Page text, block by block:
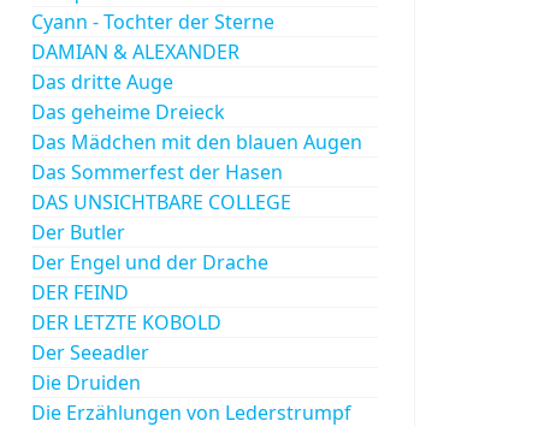
Cyann - Tochter der Sterne
DAMIAN & ALEXANDER
Das dritte Auge
Das geheime Dreieck
Das Mädchen mit den blauen Augen
Das Sommerfest der Hasen
DAS UNSICHTBARE COLLEGE
Der Butler
Der Engel und der Drache
DER FEIND
DER LETZTE KOBOLD
Der Seeadler
Die Druiden
Die Erzählungen von Lederstrumpf